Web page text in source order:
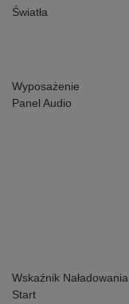
Światła
Wyposażenie
Panel Audio
Wskaźnik Naładowania
Start